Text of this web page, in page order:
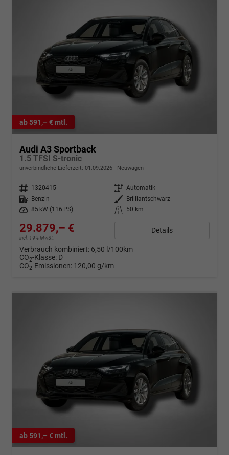
ab 591,– € mtl.
Audi A3 Sportback
1.5 TFSI S-tronic
unverbindliche Lieferzeit: 01.09.2026 Neuwagen
Fahrzeugnr. 1320415 Getriebe Automatik
Kraftstoff
Benzin Außenfarbe
Brilliantschwarz
Leistung
85 kW (116 PS) Kilometerstand 50 km
29.879,– €
incl. 19% MwSt.
Details
Verbrauch kombiniert: 6,50 l/100km
CO2-Klasse: D
CO2-Emissionen: 120,00 g/km
ab 591,– € mtl.